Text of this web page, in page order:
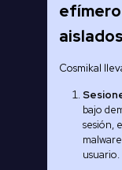
aislados
Cosmikal
bajo
sesión,
usuario.